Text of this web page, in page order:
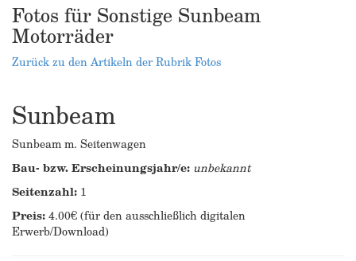
Fotos für Sonstige Sunbeam
Motorräder
Zurück zu den Artikeln der Rubrik Fotos
Sunbeam
Sunbeam m. Seitenwagen
Bau- bzw. Erscheinungsjahr/e: unbekannt
Seitenzahl: 1
Preis:4.00€ (für den ausschließlich digitalen
Erwerb/Download)